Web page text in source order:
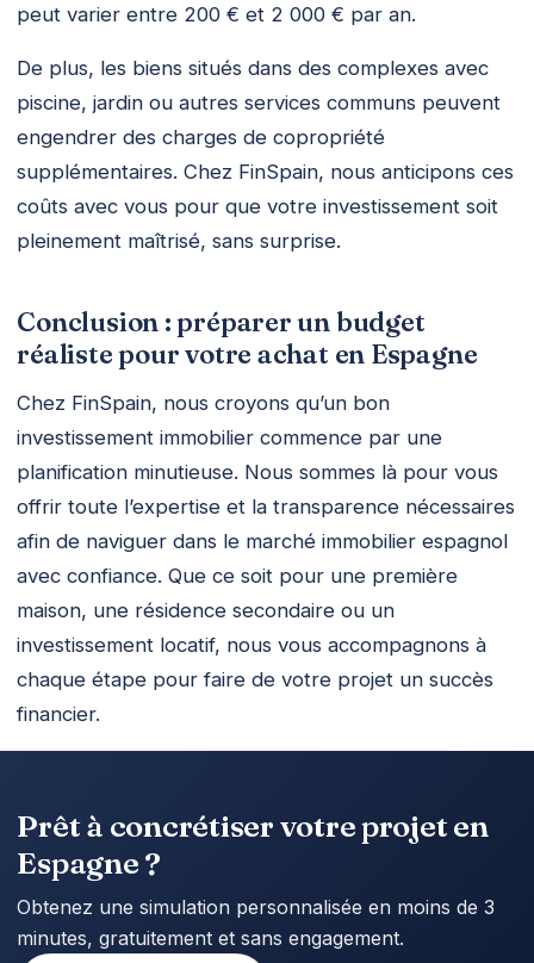
peut varier entre 200 € et 2 000 € par an.
De plus, les biens situés dans des complexes avec
piscine, jardin ou autres services communs peuvent
engendrer des charges de copropriété
supplémentaires. Chez FinSpain, nous anticipons ces
coûts avec vous pour que votre investissement soit
pleinement maîtrisé, sans surprise.
Conclusion : préparer un budget
réaliste pour votre achat en Espagne
Chez FinSpain, nous croyons qu’un bon
investissement immobilier commence par une
planification minutieuse. Nous sommes là pour vous
offrir toute l’expertise et la transparence nécessaires
afin de naviguer dans le marché immobilier espagnol
avec confiance. Que ce soit pour une première
maison, une résidence secondaire ou un
investissement locatif, nous vous accompagnons à
chaque étape pour faire de votre projet un succès
financier.
Prêt à concrétiser votre projet en
Espagne ?
Obtenez une simulation personnalisée en moins de 3
minutes, gratuitement et sans engagement.